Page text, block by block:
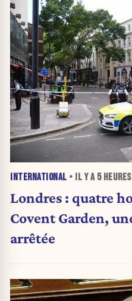
INTERNATIONAL • IL Y A 5 HEURES
Londres : quatre
Covent Garden,
arrêtée